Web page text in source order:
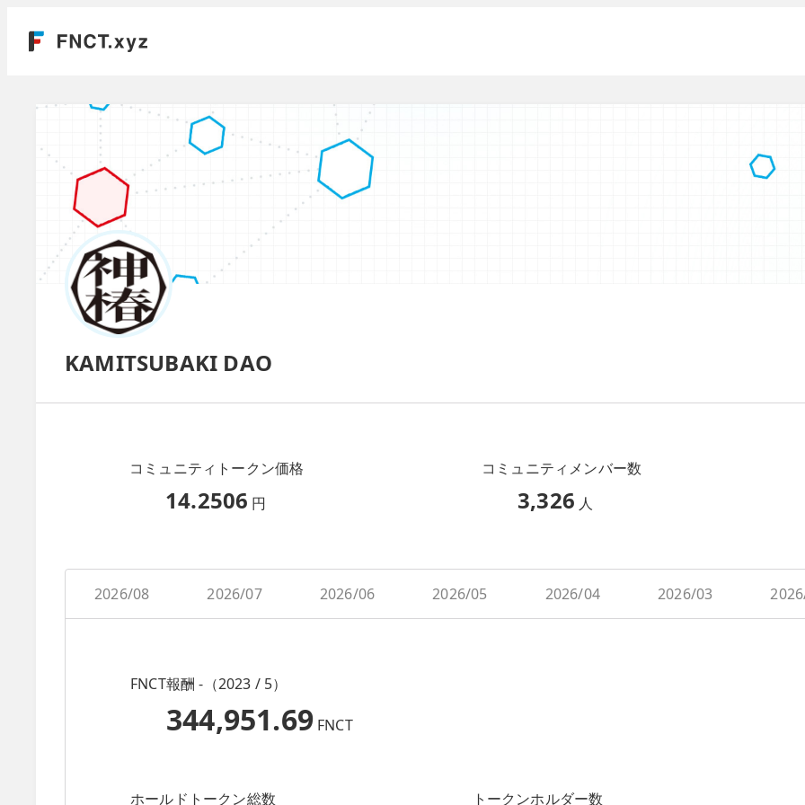
KAMITSUBAKI DAO
コミュニティトークン価格
14.2506 円
コミュニティメンバー数
3,326 人
2026/08 2026/07 2026/06 2026/05 2026/04 2026/03
FNCT報酬 -（2023 / 5）
344,951.69 FNCT
ホールドトークン総数 トークンホルダー数